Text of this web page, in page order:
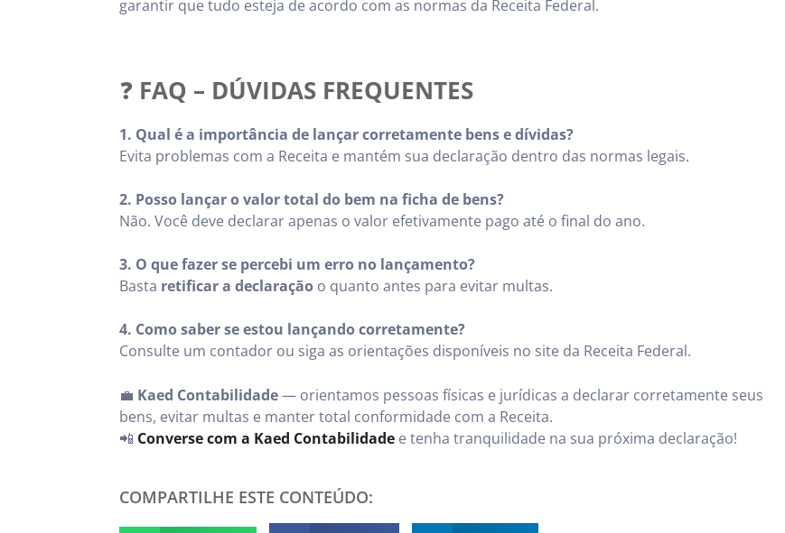
garantir que tudo esteja de acordo com as normas da Receita Federal.
❓ FAQ – DÚVIDAS FREQUENTES
1. Qual é a importância de lançar corretamente bens e dívidas?
Evita problemas com a Receita e mantém sua declaração dentro das normas legais.
2. Posso lançar o valor total do bem na ficha de bens?
Não. Você deve declarar apenas o valor efetivamente pago até o final do ano.
3. O que fazer se percebi um erro no lançamento?
Basta retificar a declaração o quanto antes para evitar multas.
4. Como saber se estou lançando corretamente?
Consulte um contador ou siga as orientações disponíveis no site da Receita Federal.
💼 Kaed Contabilidade— orientamos pessoas físicas e jurídicas a declarar corretamente seus
bens, evitar multas e manter total conformidade com a Receita.
📲 Converse com a Kaed Contabilidade e tenha tranquilidade na sua próxima declaração!
COMPARTILHE ESTE CONTEÚDO: